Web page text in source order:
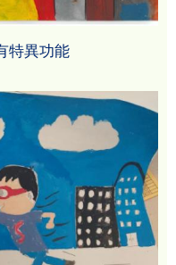
特異功能